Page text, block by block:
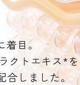
着目。
クトエキス*を
しました。